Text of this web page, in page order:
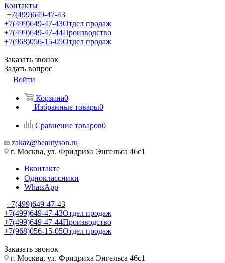
Контакты
+7(499)649-47-43
+7(499)649-47-43Отдел продаж
+7(499)649-47-44Производство
+7(968)056-15-05Отдел продаж
Заказать звонок
Задать вопрос
Войти
Корзина0
Избранные товары0
Сравнение товаров0
zakaz@beautyson.ru
г. Москва, ул. Фридриха Энгельса 46с1
Вконтакте
Одноклассники
WhatsApp
+7(499)649-47-43
+7(499)649-47-43Отдел продаж
+7(499)649-47-44Производство
+7(968)056-15-05Отдел продаж
Заказать звонок
г. Москва, ул. Фридриха Энгельса 46с1